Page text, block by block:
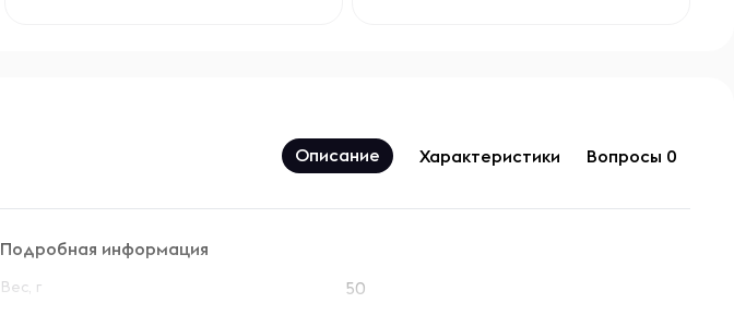
Описание Характеристики Вопросы 0
Подробная информация
Вес, г 50